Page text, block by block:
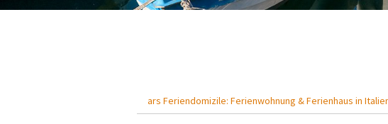
ars Feriendomizile: Ferienwohnung & Ferienhaus in